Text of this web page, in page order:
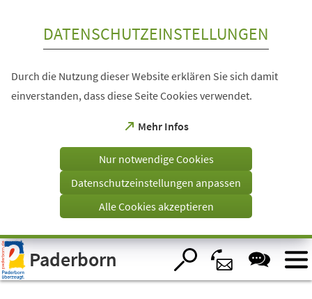
Visuelle
Assistenzsoftware
öffnen.
DATENSCHUTZEINSTELLUNGEN
Durch die Nutzung dieser Website erklären Sie sich damit
einverstanden, dass diese Seite Cookies verwendet.
Mehr Infos
(Öffnet
einem
Tab)
Nur notwendige Cookies
Datenschutzeinstellungen anpassen
Alle Cookies akzeptieren
Paderborn